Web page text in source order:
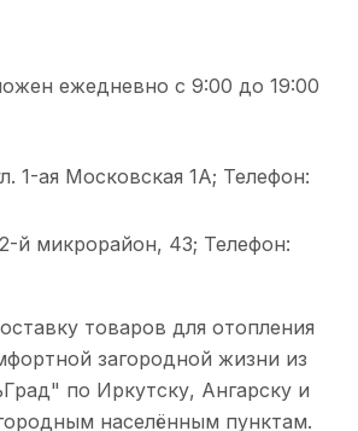
ежедневно с 9:00 до 19:00
1-ая Московская 1А; Телефон:
й микрорайон, 43; Телефон:
товаров для отопления
загородной жизни из
по Иркутску, Ангарску и
населённым пунктам.